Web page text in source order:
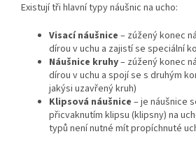
Existují tři hlavní typy náušnic na ucho:
Visací náušnice – zúžený konec
dírou v uchu a zajistí se speciální
Náušnice kruhy– zúžený konec
dírou v uchu a spojí se s druhým
jakýsi uzavřený kruh)
Klipsová náušnice – je náušnice
přicvaknutím klipsu (klipsny) na
typů není nutné mít propíchnuté